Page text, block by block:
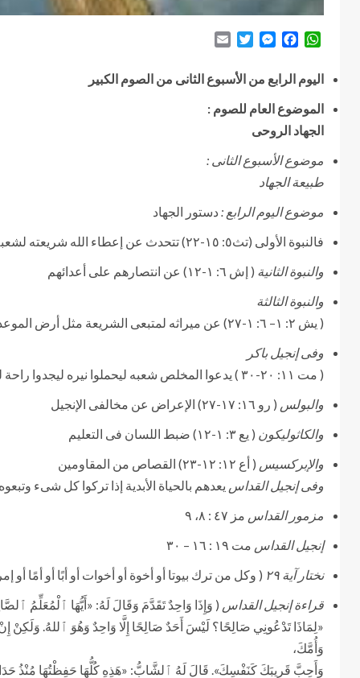
WhatsApp
Facebook
Messenger
Twitter
اليوم الرابع من الأسبوع الثانى من الصوم الكبير
الموضوع العام للصوم :
الجهاد الروحى
موضوع الأسبوع الثانى :
طبيعة الجهاد
موضوع اليوم الرابع : دستور الجهاد
فالنبوة الأولى (تث٥: ١٥-٢٢) تتحدث عن إعطاء الله شريعته لشعبه قديما
والنبوة الثانية ( إش ٦: ١-١٢) عن انتصارهم على أعدائهم
والنبوة الثالثة
( يش ٢: ١– ٦: ١-٢٧) عن ميراثه لمتبعى الشريعة مثل أرض الموعد
وفى إنجيل باكر
( مت ١١: ٢٠-٣٠ ) يدعوا المخلص شعبه ليحملوا نيره ليجدوا راحة لنفوسهم
والبولس ( رو ١٦: ١٧-٢٧) الإعراض عن مخالفى الإنجيل
والكاثوليكون ( يع ٣: ١-١٢) ضبط اللسان فى التعليم
والإبركسيس ( أع ١٢: ١٢-٢٣) القصاص من المقاومين
وفى إنجيل القداس يعدهم بالحياة الأبدية إذا تركوا كل شىء وتبعوه
مزمور القداس مز ٤٧ : ٨، ٩
إنجيل القداس مت ١٩ : ١٦ – ٣٠
نختار آية ٢٩
( وكل من ترك بيوتا أو أخوة أو أخوات أو أبًا أو أمًا
قراءة إنجيل القداس ( وَإِذَا وَاحِدٌ تَقَدَّمَ وَقَالَ لَهُ: «أَيُّهَا ٱلْمُعَلِّمُ
«لِمَاذَا تَدْعُونِي صَالِحًا؟ لَيْسَ أَحَدٌ صَالِحًا إِلَّا وَاحِدٌ وَهُوَ ٱللهُ. وَلَكِنْ
وَأُمَّكَ،
وَأَحِبَّ قَرِيبَكَ كَنَفْسِكَ». قَالَ لَهُ ٱلشَّابُّ: «هَذِهِ كُلُّهَا حَفِظْتُهَا مُنْذُ